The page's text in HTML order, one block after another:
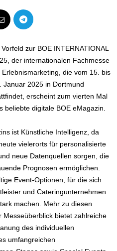
Vorfeld zur BOE INTERNATIONAL
der internationalen Fachmesse
Erlebnismarketing, die vom 15. bis
Januar 2025 in Dortmund
erscheint zum vierten Mal
beliebte digitale BOE eMagazin.
ist Künstliche Intelligenz, da
vielerorts für personalisierte
neue Datenquellen sorgen, die
Prognosen ermöglichen.
Event-Optionen, für die sich
und Cateringunternehmen
machen. Mehr zu diesen
Messeüberblick bietet zahlreiche
des individuellen
umfangreichen